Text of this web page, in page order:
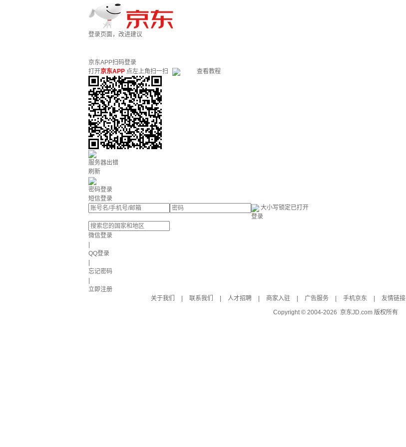
登录页面，改进建议
京东APP扫码登录
打开京东APP 点左上角扫一扫 查看教程
服务器出错
刷新
密码登录
短信登录
大小写锁定已打开
登录
微信登录
QQ登录
忘记密码
立即注册
关于我们
联系我们 人才招聘 商家入驻 广告服务 手机京东 友情链接
Copyright © 2004-2026 京东JD.com 版权所有